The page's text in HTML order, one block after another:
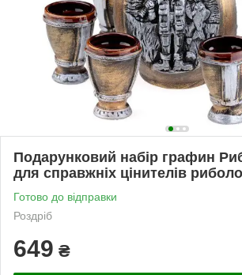
Подарунковий набір графин
для справжніх цінителів
Готово до відправки
Роздріб
649 ₴